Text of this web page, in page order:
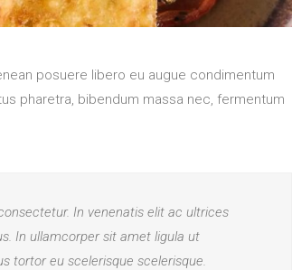
posuere libero eu augue condimentum
pharetra, bibendum massa nec, fermentum
In venenatis elit ac ultrices
In ullamcorper sit amet ligula ut
tortor eu scelerisque scelerisque.